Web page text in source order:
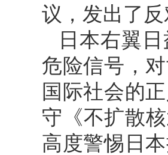
议，发出了
日本右翼
危险信号，
国际社会的
守《不扩散
高度警惕日